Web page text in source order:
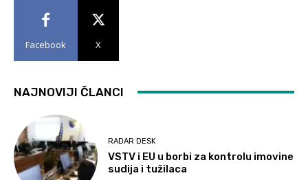
Facebook X
NAJNOVIJI ČLANCI
RADAR DESK
VSTV i EU u borbi za kontrolu imovine
sudija i tužilaca